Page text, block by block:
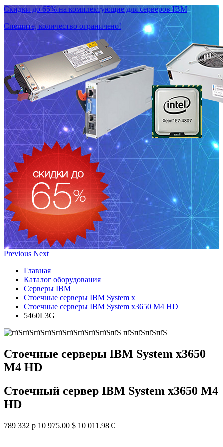
Скидки до 65% на комплектующие для серверов IBM
Спешите, количество ограничено!
Previous Next
Главная
Каталог оборудования
Серверы IBM
Стоечные серверы IBM System x
Стоечные серверы IBM System x3650 M4 HD
5460L3G
Стоечные серверы IBM System x3650
M4 HD
Стоечный сервер IBM System x3650 M4
HD
789 332 р 10 975.00 $ 10 011.98 €